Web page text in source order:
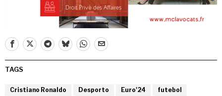
TAGS
Cristiano Ronaldo Desporto Euro'24
futebol